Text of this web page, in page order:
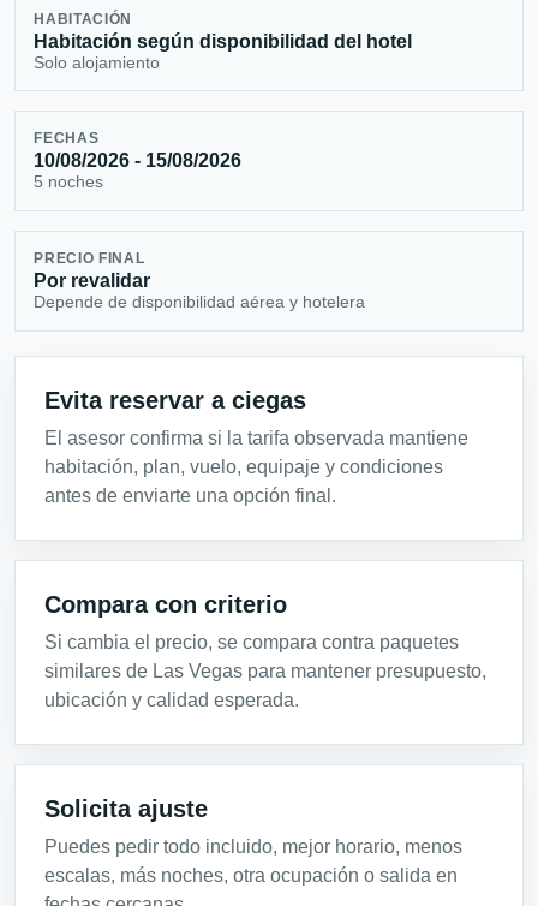
HABITACIÓN
Habitación según disponibilidad del hotel
Solo alojamiento
FECHAS
10/08/2026 - 15/08/2026
5 noches
PRECIO FINAL
Por revalidar
Depende de disponibilidad aérea y hotelera
Evita reservar a ciegas
El asesor confirma si la tarifa observada mantiene
habitación, plan, vuelo, equipaje y condiciones
antes de enviarte una opción final.
Compara con criterio
Si cambia el precio, se compara contra paquetes
similares de Las Vegas para mantener presupuesto,
ubicación y calidad esperada.
Solicita ajuste
Puedes pedir todo incluido, mejor horario, menos
escalas, más noches, otra ocupación o salida en